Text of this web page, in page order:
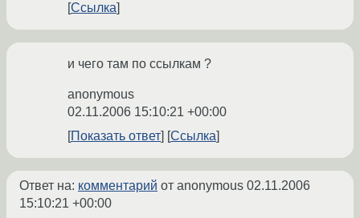
Ссылка
и чего там по ссылкам ?
anonymous
02.11.2006 15:10:21 +00:00
Показать ответ
Ссылка
Ответ на: комментарий от anonymous 02.11.2006
15:10:21 +00:00